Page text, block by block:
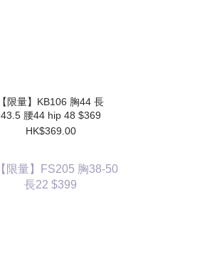
【限量】KB106 胸44 長
43.5 腰44 hip 48 $369
HK$369.00